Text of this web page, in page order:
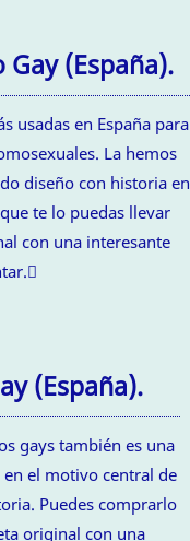
(España).
usadas en España para
La hemos
diseño con historia en
te lo puedas llevar
con una interesante
(España).
gays también es una
el motivo central de
Puedes comprarlo
original con una